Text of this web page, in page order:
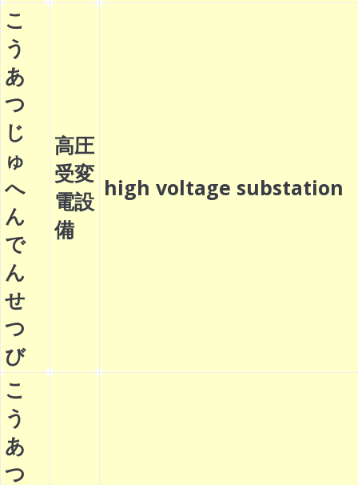
こ
う
あ
つ
じ
ゅ
へ
ん
で
ん
せ
つ
び
高圧
受変
電設
備
high voltage
こ
う
あ
つ